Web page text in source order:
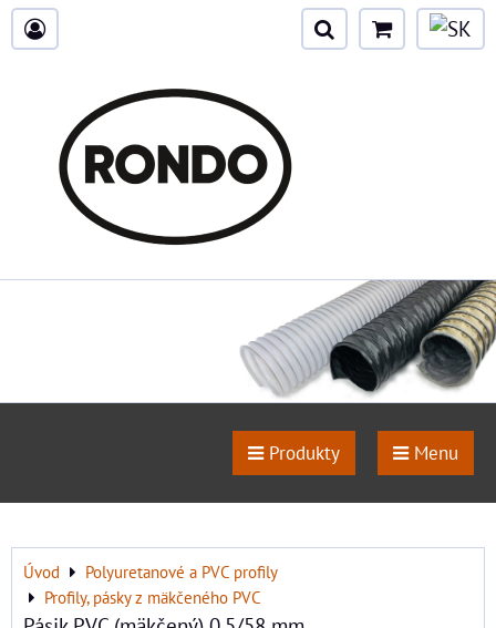
Produkty Menu
Úvod
Polyuretanové a PVC profily
Profily, pásky z mäkčeného PVC